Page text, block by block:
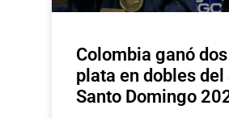
Colombia ganó
plata en dobles del
Santo Domingo